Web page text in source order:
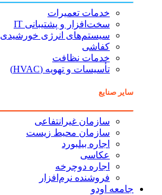
خدمات تعمیرات
سخت‌افزار و پشتیبانی IT
سیستم‌های انرژی خورشیدی
کفاشی
خدمات نظافت
تأسیسات و تهویه (HVAC)
سایر صنایع
سازمان غیرانتفاعی
سازمان محیط زیست
اجاره بیلبورد
عکاسی
اجاره دوچرخه
فروشنده نرم‌افزار
جامعه اودو